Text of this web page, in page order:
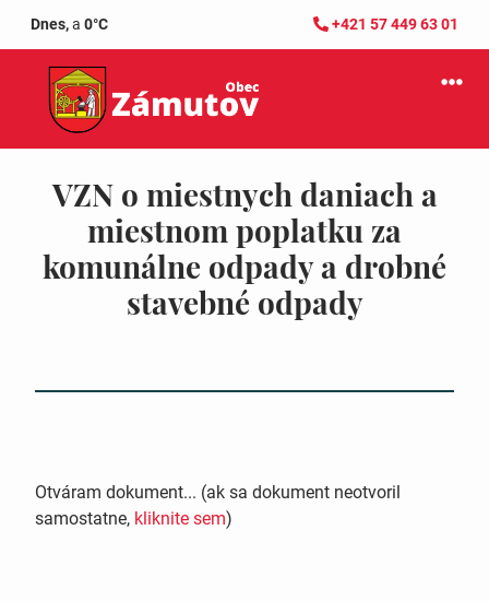
Dnes,a 0°C +421 57 449 63 01
VZN o miestnych daniach a
miestnom poplatku za
komunálne odpady a drobné
stavebné odpady
Otváram dokument... (ak sa dokument neotvoril
samostatne, kliknite sem)